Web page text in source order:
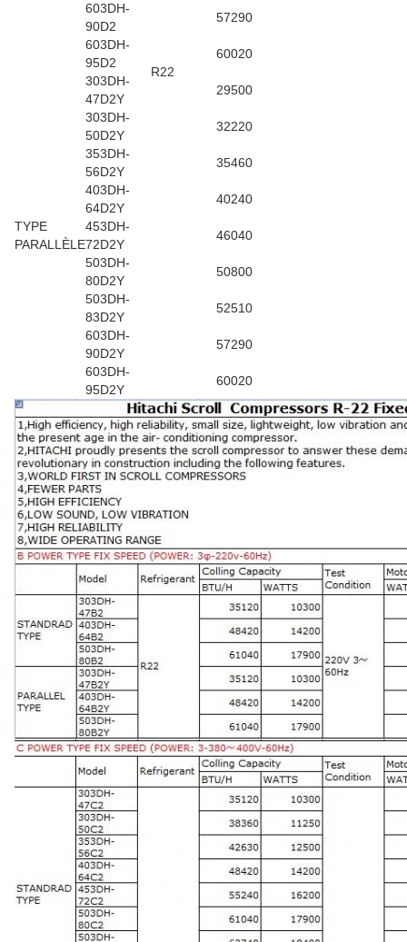
R22
603DH-
90D2
57290
603DH-
95D2
60020
TYPE
PARALLÈLE
303DH-
47D2Y
29500
303DH-
50D2Y
32220
353DH-
56D2Y
35460
403DH-
64D2Y
40240
453DH-
72D2Y
46040
503DH-
80D2Y
50800
503DH-
83D2Y
52510
603DH-
90D2Y
57290
603DH-
95D2Y
60020